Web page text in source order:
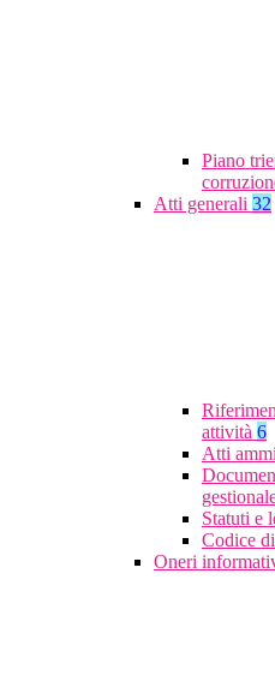
Piano
Atti generali 32
attività 6
Atti
Statuti e
Codice
Oneri